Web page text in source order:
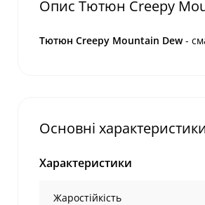
Опис Тютюн Creepy
Тютюн Creepy Mountain Dew-
Основні
Характеристики
Жаростійкість